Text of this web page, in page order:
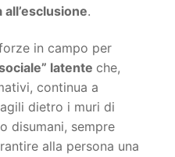
.
in campo per
latente che,
continua a
dietro i muri di
disumani, sempre
alla persona una